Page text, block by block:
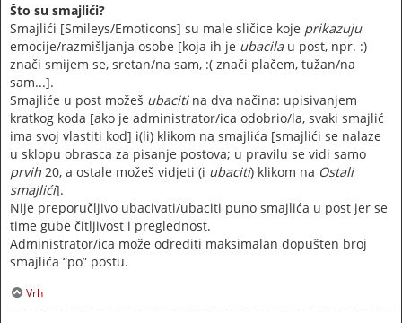
Što su smajlići?
Smajlići [Smileys/Emoticons] su male sličice koje prikazuju
emocije/razmišljanja osobe [koja ih je ubacilau post, npr. :)
znači smijem se, sretan/na sam, :( znači plačem, tužan/na
sam...].
Smajliće u post možeš ubacitina dva načina: upisivanjem
kratkog koda [ako je administrator/ica odobrio/la, svaki smajlić
ima svoj vlastiti kod] i(li) klikom na smajlića [smajlići se nalaze
u sklopu obrasca za pisanje postova; u pravilu se vidi samo
prvih 20, a ostale možeš vidjeti (i ubaciti) klikom na Ostali
smajlići].
Nije preporučljivo ubacivati/ubaciti puno smajlića u post jer se
time gube čitljivost i preglednost.
Administrator/ica može odrediti maksimalan dopušten broj
smajlića “po” postu.
Vrh